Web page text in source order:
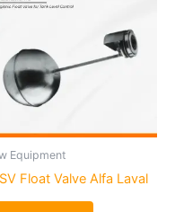
Equipment
Float Valve Alfa Laval